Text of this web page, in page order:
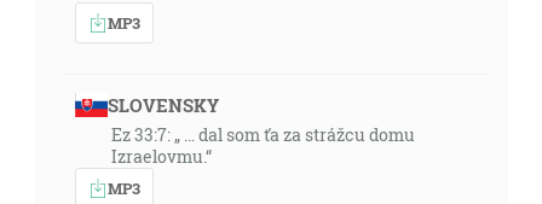
MP3
SLOVENSKY
Ez 33:7: „ … dal som ťa za strážcu domu
Izraelovmu.“
MP3